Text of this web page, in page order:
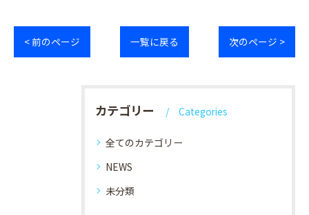
< 前のページ 一覧に戻る 次のページ >
カテゴリー Categories
全てのカテゴリー
NEWS
未分類